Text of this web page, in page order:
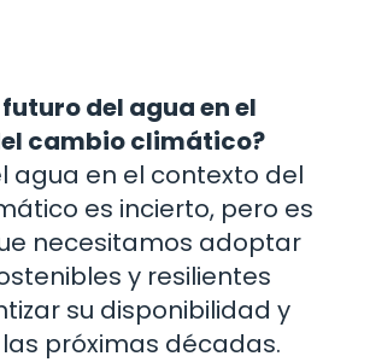
futuro del agua en el
cambio climático?
agua en el contexto del
es incierto, pero es
necesitamos adoptar
y resilientes
su disponibilidad y
próximas décadas.